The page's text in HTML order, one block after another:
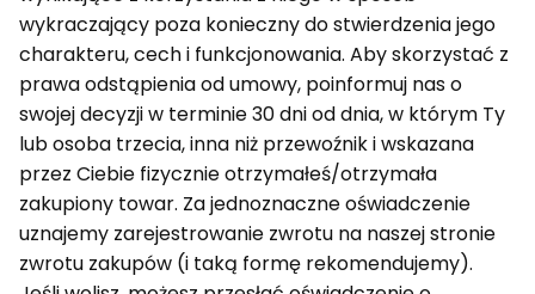
wykraczający poza konieczny do stwierdzenia jego
charakteru, cech i funkcjonowania. Aby skorzystać z
prawa odstąpienia od umowy, poinformuj nas o
swojej decyzji w terminie 30 dni od dnia, w którym Ty
lub osoba trzecia, inna niż przewoźnik i wskazana
przez Ciebie fizycznie otrzymałeś/otrzymała
zakupiony towar. Za jednoznaczne oświadczenie
uznajemy zarejestrowanie zwrotu na naszej stronie
zwrotu zakupów (i taką formę rekomendujemy).